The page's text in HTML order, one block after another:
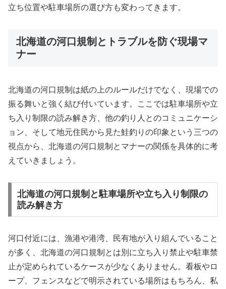
立ち位置や駐車場所の選び方も変わってきます。
北海道の河口規制とトラブルを防ぐ現場マ
ナー
北海道の河口規制は紙の上のルールだけでなく、現場での
振る舞いと強く結び付いています。ここでは駐車場所や立
ち入り制限の読み解き方、他の釣り人とのコミュニケーシ
ョン、そして地元住民から見た鮭釣りの印象という三つの
視点から、北海道の河口規制とマナーの関係を具体的に考
えていきましょう。
北海道の河口規制と駐車場所や立ち入り制限の
読み解き方
河口付近には、漁港や港湾、民有地が入り組んでいること
が多く、北海道の河口規制とは別に立ち入り禁止や駐車禁
止が定められているケースが少なくありません。看板やロ
ープ、フェンスなどで明示されている場所はもちろん、私